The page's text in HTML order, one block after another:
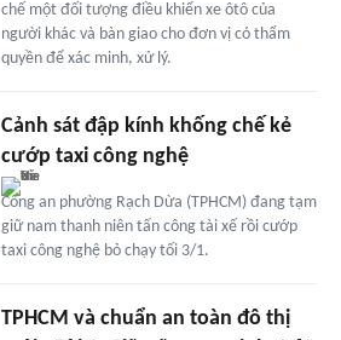
chế một đối tượng điều khiển xe ôtô của
người khác và bàn giao cho đơn vị có thẩm
quyền để xác minh, xử lý.
Cảnh sát đập kính khống chế kẻ
cướp taxi công nghệ
Công an phường Rạch Dừa (TPHCM) đang tạm
giữ nam thanh niên tấn công tài xế rồi cướp
taxi công nghệ bỏ chạy tối 3/1.
TPHCM và chuẩn an toàn đô thị